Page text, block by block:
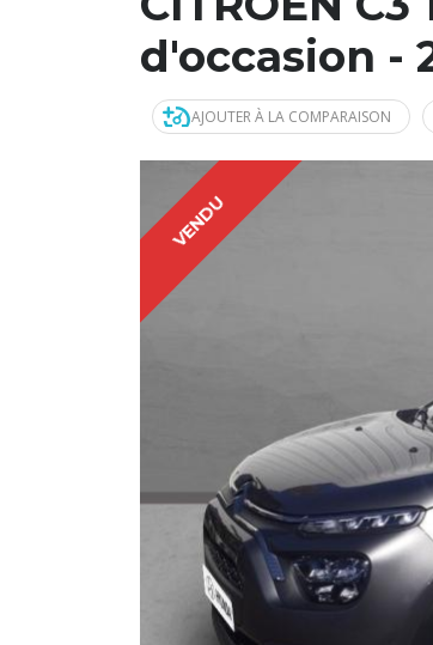
d'occasion -
AJOUTER À LA COMPARAISON
VENDU